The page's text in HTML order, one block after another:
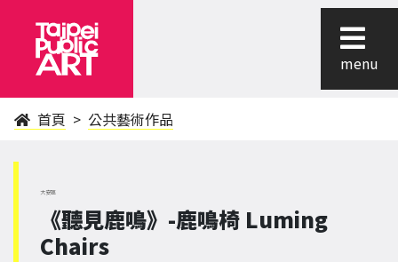
menu
首頁 公共藝術作品
大安區
《聽見鹿鳴》-鹿鳴椅 Luming
Chairs